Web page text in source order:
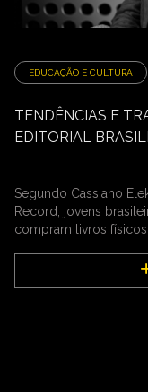
EDUCAÇÃO E CULTURA
TENDÊNCIAS E
EDITORIAL
Segundo Cassiano
Record, jovens
compram livros físicos